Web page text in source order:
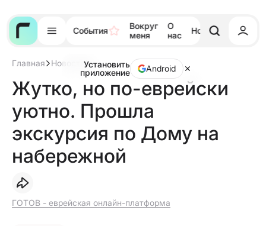
События
Вокруг
меня
О
нас
Новости Тора
Установить
приложение
Android
Главная Новости Жутко,
но
по-
еврейски
уютно.
Прошла
экскурсия
по
Дому
на
набережной
Жутко, но по-еврейски
уютно. Прошла
экскурсия по Дому на
набережной
ГОТОВ - еврейская онлайн-платформа